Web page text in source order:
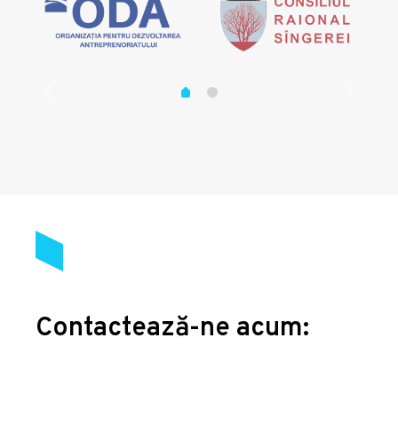
Contactează-ne acum: